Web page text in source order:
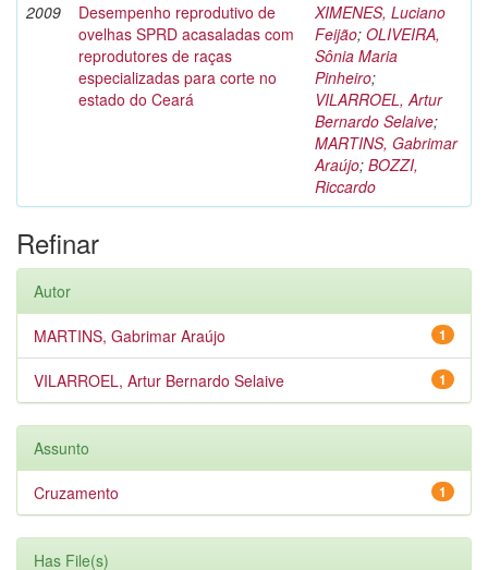
2009
Desempenho reprodutivo de
ovelhas SPRD acasaladas com
reprodutores de raças
especializadas para corte no
estado do Ceará
XIMENES, Luciano
Feijão; OLIVEIRA,
Sônia Maria
Pinheiro;
VILARROEL, Artur
Bernardo Selaive;
MARTINS, Gabrimar
Araújo; BOZZI,
Riccardo
Refinar
Autor
1
MARTINS, Gabrimar Araújo
1
VILARROEL, Artur Bernardo Selaive
Assunto
1
Cruzamento
Has File(s)